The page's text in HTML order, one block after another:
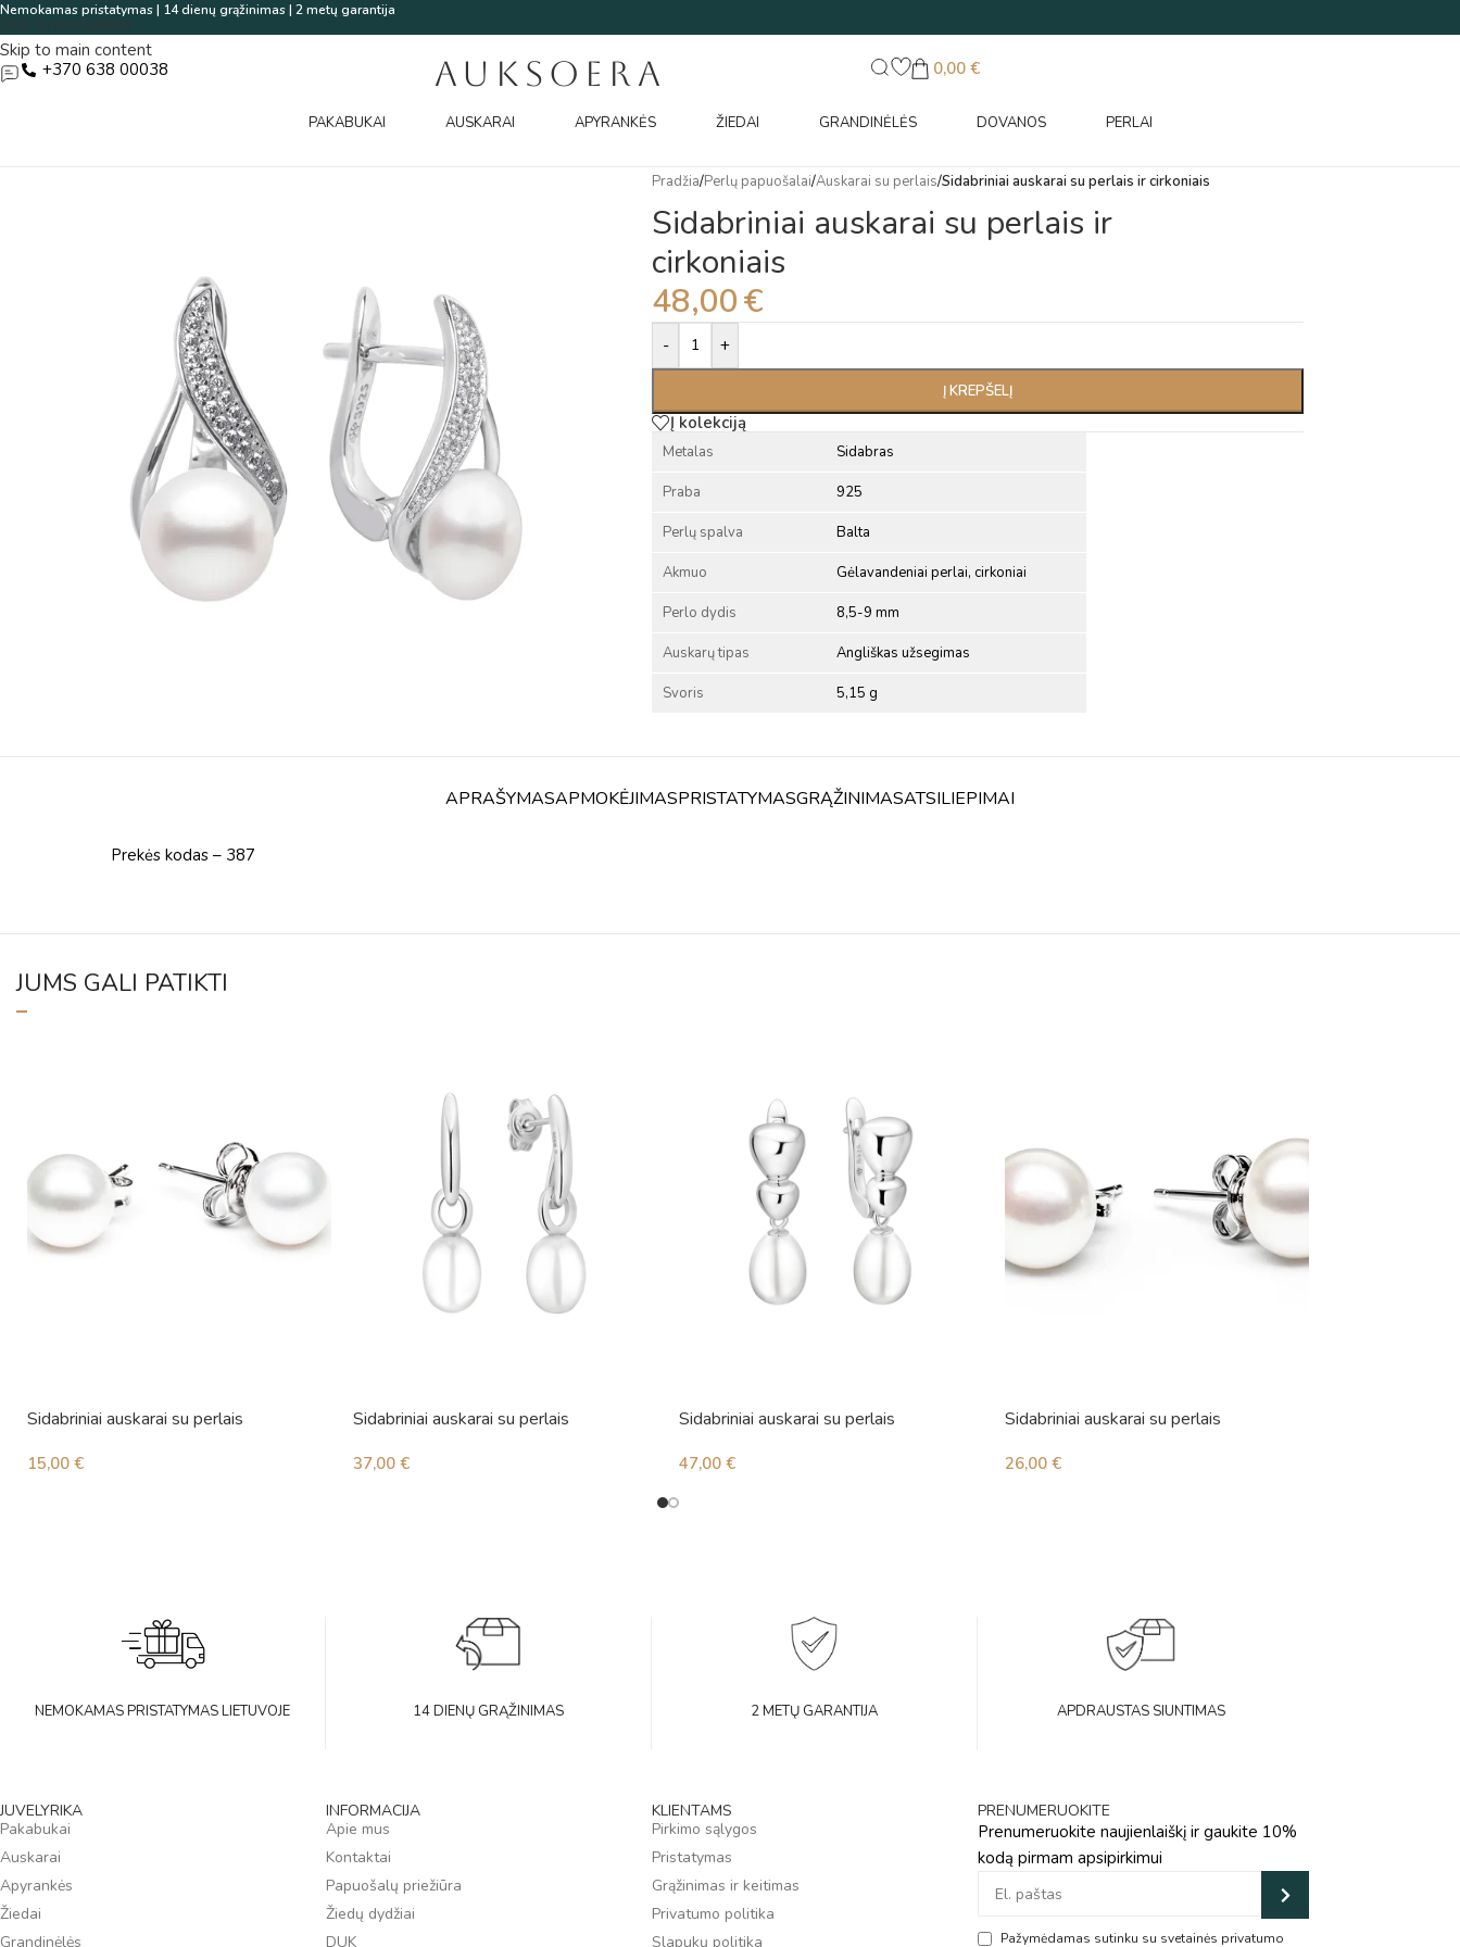
Skip to navigation
Skip to main content
Nemokamas pristatymas | 14 dienų grąžinimas | 2 metų garantija
+370 638 00038 AUKSOERA 0,00 €
PAKABUKAI AUSKARAI APYRANKĖS ŽIEDAI GRANDINĖLĖS DOVANOS PERLAI
Pradžia/Perlų papuošalai/Auskarai su perlais/Sidabriniai auskarai su perlais ir cirkoniais
Sidabriniai auskarai su perlais ir
cirkoniais
48,00€
- +
Į KREPŠELĮ
Alternative:
Į kolekciją
Metalas Sidabras
Praba 925
Perlų spalva Balta
Akmuo Gėlavandeniai perlai, cirkoniai
Perlo dydis 8,5-9 mm
Auskarų tipas Angliškas užsegimas
Svoris 5,15 g
APRAŠYMASAPMOKĖJIMASPRISTATYMASGRĄŽINIMASATSILIEPIMAI
Prekės kodas – 387
JUMS GALI PATIKTI
Sidabriniai auskarai su perlais
15,00 €
Sidabriniai auskarai su perlais
37,00 €
Sidabriniai auskarai su perlais
47,00 €
Sidabriniai auskarai su perlais
26,00 €
NEMOKAMAS PRISTATYMAS LIETUVOJE 14 DIENŲ GRĄŽINIMAS 2 METŲ GARANTIJA APDRAUSTAS SIUNTIMAS
JUVELYRIKA
Pakabukai
Auskarai
Apyrankės
Žiedai
Grandinėlės
INFORMACIJA
Apie mus
Kontaktai
Papuošalų priežiūra
Žiedų dydžiai
DUK
KLIENTAMS
Pirkimo sąlygos
Pristatymas
Grąžinimas ir keitimas
Privatumo politika
Slapukų politika
PRENUMERUOKITE
Prenumeruokite naujienlaiškį ir gaukite 10%
kodą pirmam apsipirkimui
Pažymėdamas sutinku su svetainės privatumo